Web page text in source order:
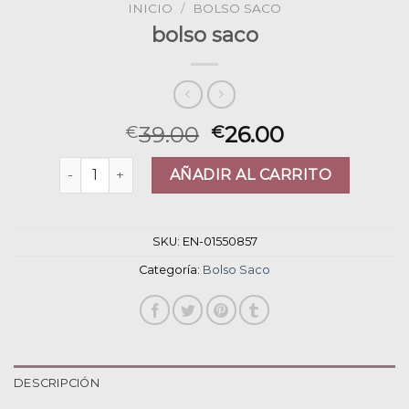
INICIO / BOLSO SACO
bolso saco
€39.00 €26.00
bolso saco cantidadAÑADIR AL CARRITO
SKU: EN-01550857
Categoría: Bolso Saco
DESCRIPCIÓN